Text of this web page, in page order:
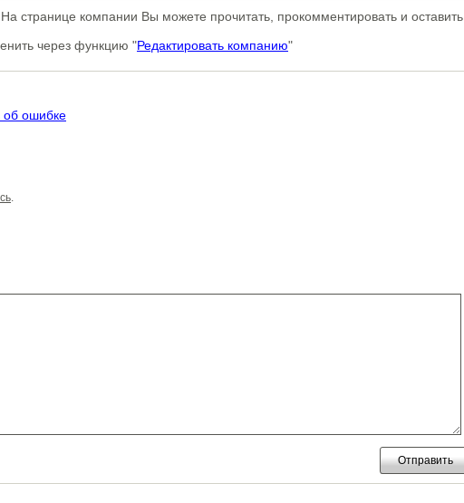
странице компании Вы можете прочитать, прокомментировать и оставить
через функцию "Редактировать компанию"
ошибке
.
Отправить